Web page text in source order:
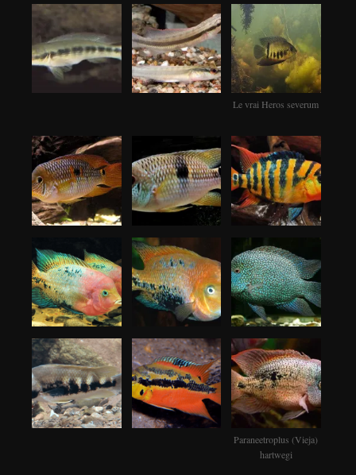
Le vrai Heros severum
Paraneetroplus (Vieja)
hartwegi